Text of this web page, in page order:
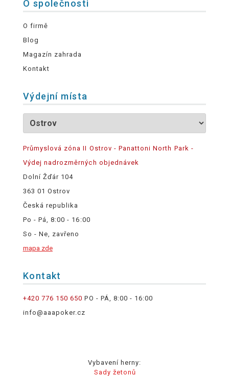
O společnosti
O firmě
Blog
Magazín zahrada
Kontakt
Výdejní místa
Průmyslová zóna II Ostrov - Panattoni North Park -
Výdej nadrozměrných objednávek
Dolní Žďár 104
363 01 Ostrov
Česká republika
Po - Pá, 8:00 - 16:00
So - Ne, zavřeno
mapa zde
Kontakt
+420 776 150 650 PO - PÁ, 8:00 - 16:00
info@aaapoker.cz
Vybavení herny:
Sady žetonů